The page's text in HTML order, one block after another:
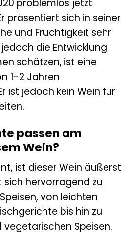
problemlos jetzt
präsentiert sich in seiner
und Fruchtigkeit sehr
die Entwicklung
schätzen, ist eine
1-2 Jahren
ist jedoch kein Wein für
passen am
Wein?
ist dieser Wein äußerst
sich hervorragend zu
von leichten
bis hin zu
vegetarischen Speisen.